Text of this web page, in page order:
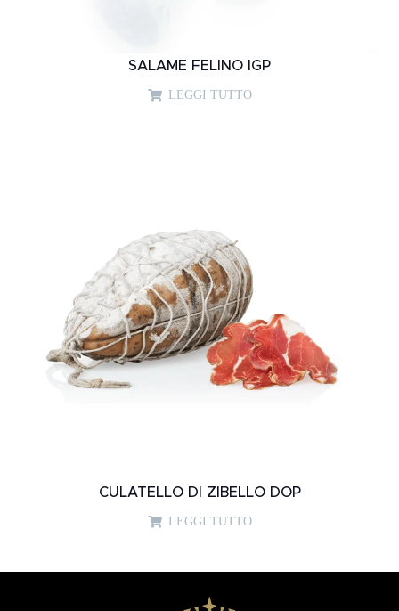
SALAME FELINO IGP
LEGGI TUTTO
CULATELLO DI ZIBELLO DOP
LEGGI TUTTO